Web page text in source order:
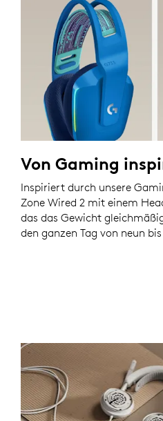
Von Gaming
Inspiriert durch unsere
Zone Wired 2 mit einem
das das Gewicht
den ganzen Tag von neun